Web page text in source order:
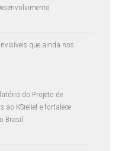
que ainda nos
do Projeto de
ao KSrelief e fortalece
Brasil